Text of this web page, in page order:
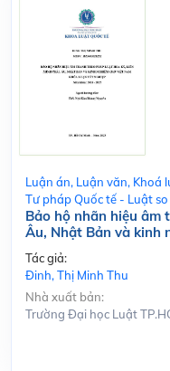
Luận án, Luận văn, Khoá
Tư pháp Quốc tế - Luật so
Bảo hộ nhãn hiệu âm
Âu, Nhật Bản và kinh
Tác giả:
Đinh, Thị Minh Thu
Nhà xuất bản:
Trường Đại học Luật